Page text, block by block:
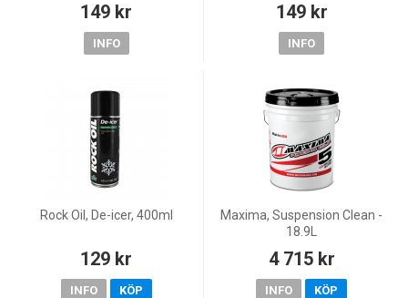
149 kr
INFO
149 kr
INFO
Rock Oil, De-icer, 400ml
129 kr
INFO KÖP
Maxima, Suspension Clean -
18.9L
4 715 kr
INFO KÖP